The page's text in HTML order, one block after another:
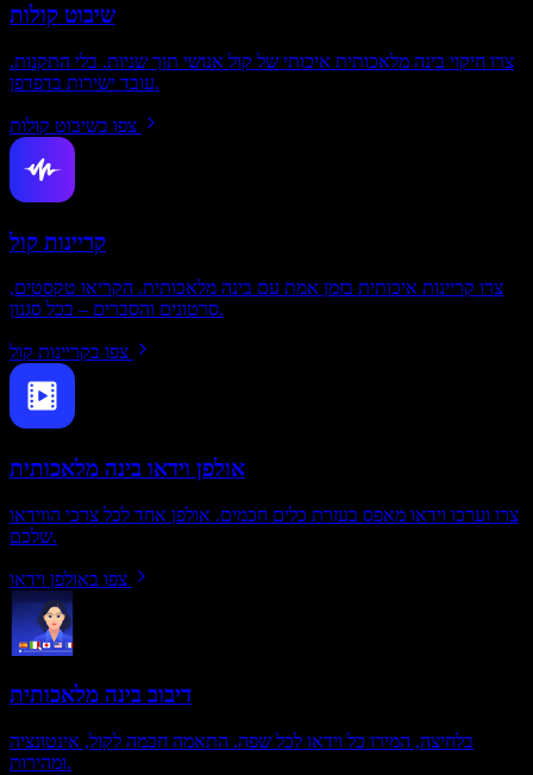
שיבוט קולות
צרו חיקוי בינה מלאכותית איכותי של קול אנושי תוך שניות. בלי התקנות.
עובד ישירות בדפדפן.
צפו בשיבוט קולות
קריינות קול
צרו קריינות איכותית בזמן אמת עם בינה מלאכותית. הקריאו טקסטים,
סרטונים והסברים – בכל סגנון.
צפו בקריינות קול
אולפן וידאו בינה מלאכותית
צרו וערכו וידאו מאפס בעזרת כלים חכמים. אולפן אחד לכל צרכי הווידאו
שלכם.
צפו באולפן וידאו
דיבוב בינה מלאכותית
בלחיצה, המירו כל וידאו לכל שפה. התאמה חכמה לקול, אינטונציה
ומהירות.